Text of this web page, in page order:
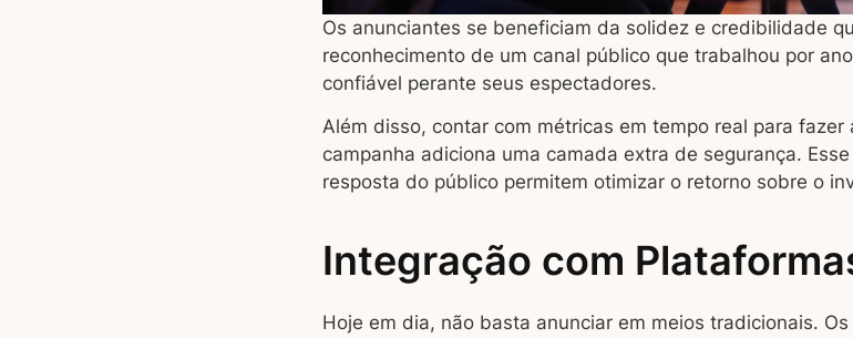
Os anunciantes se beneficiam da solidez e credibilidade
reconhecimento de um canal público que trabalhou por
confiável perante seus espectadores.
Além disso, contar com métricas em tempo real para
campanha adiciona uma camada extra de segurança.
resposta do público permitem otimizar o retorno sobre o
Integração com
Hoje em dia, não basta anunciar em meios tradicionais.